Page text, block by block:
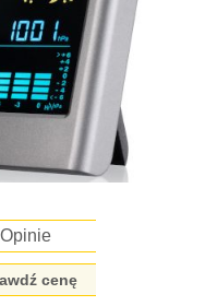
Opinie
cenę